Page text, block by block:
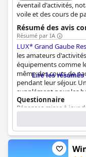
éventail d'activités,
voile et des cours de
tournois et des stages
local.
Résumé des avis
Résumé par IA
LUX* Grand Gaube
les amateurs
équipements comme
même des cours de
pendant leur séjour.
supplément pour les
variété des activités a
un peu plus
de miel, mais le court
Dans l'ensemble,
que les clients
Lire les
Questionnaire
Réponses mises à jour
Nombre de courts de
Nombre de courts de
Nombre de courts de